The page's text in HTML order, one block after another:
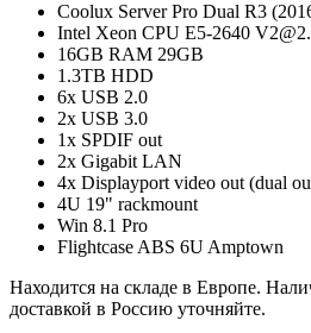
Coolux Server Pro Dual R3
Intel Xeon CPU E5-2640
16GB RAM 29GB
1.3TB HDD
6x USB 2.0
2x USB 3.0
1x SPDIF out
2x Gigabit LAN
4x Displayport video out (dual
4U 19" rackmount
Win 8.1 Pro
Flightcase ABS 6U Amptown
Находится на складе в Европе.
доставкой в Россию уточняйте.